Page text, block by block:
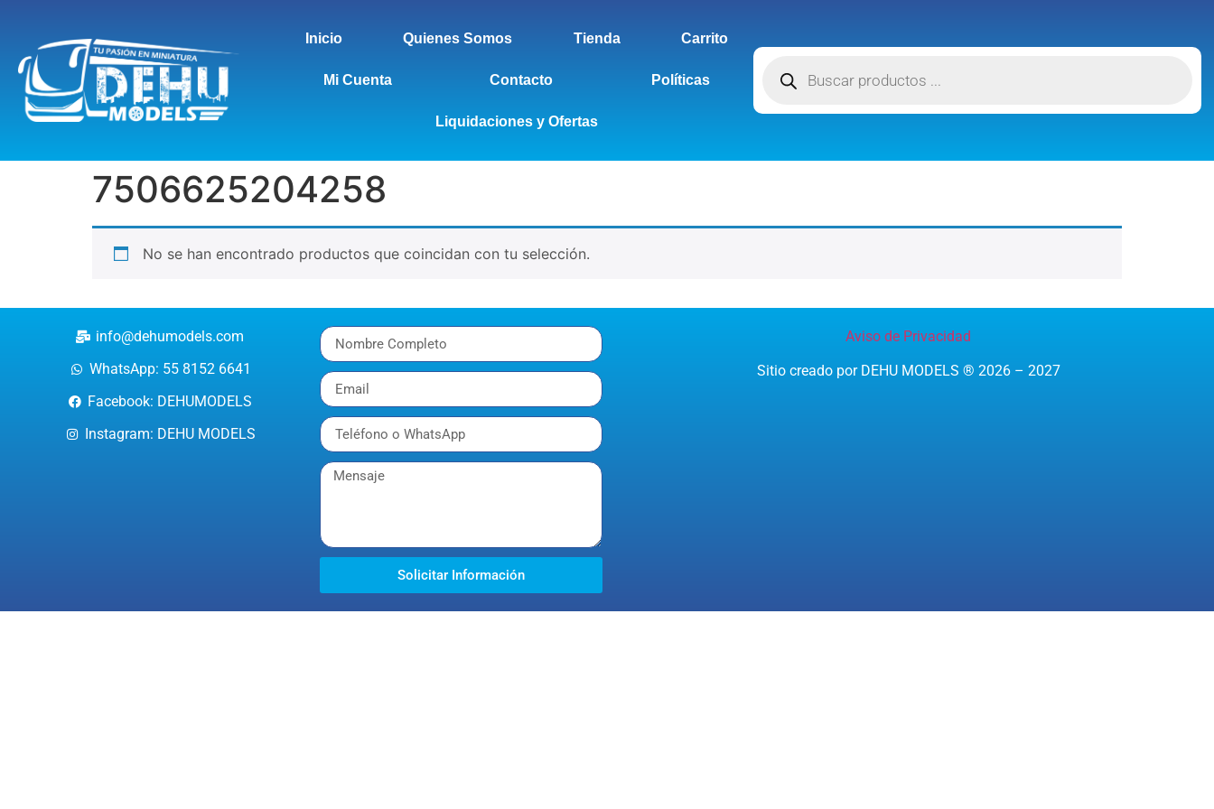
Inicio Quienes Somos Tienda Carrito
Mi Cuenta Contacto Políticas
Liquidaciones y Ofertas
7506625204258
No se han encontrado productos que coincidan con tu selección.
info@dehumodels.com
WhatsApp: 55 8152 6641
Facebook: DEHUMODELS
Instagram: DEHU MODELS
Solicitar Información
Aviso de Privacidad
Sitio creado por DEHU MODELS ® 2026 – 2027